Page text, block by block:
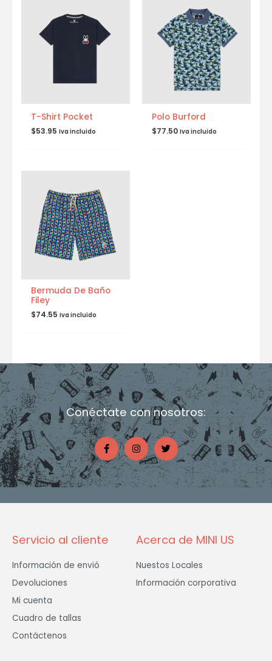
T-Shirt Pocket
$53.95 Iva incluido
Polo Burford
$77.50 Iva incluido
Bermuda De Baño
Filey
$74.55 Iva incluido
Conéctate con nosotros:
F
a
c
e
b
o
o
-
I
n
s
t
a
g
r
m
T
w
i
t
t
e
Servicio al cliente
Información de envió
Devoluciones
Mi cuenta
Cuadro de tallas
Contáctenos
Acerca de MINI US
Nuestos Locales
Información corporativa